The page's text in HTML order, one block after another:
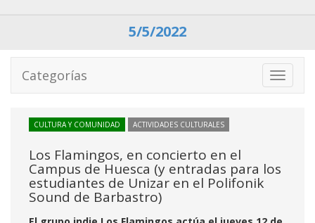
5/5/2022
Toggle
Categorías
CULTURA Y COMUNIDAD ACTIVIDADES CULTURALES
Los Flamingos, en concierto en el
Campus de Huesca (y entradas para los
estudiantes de Unizar en el Polifonik
Sound de Barbastro)